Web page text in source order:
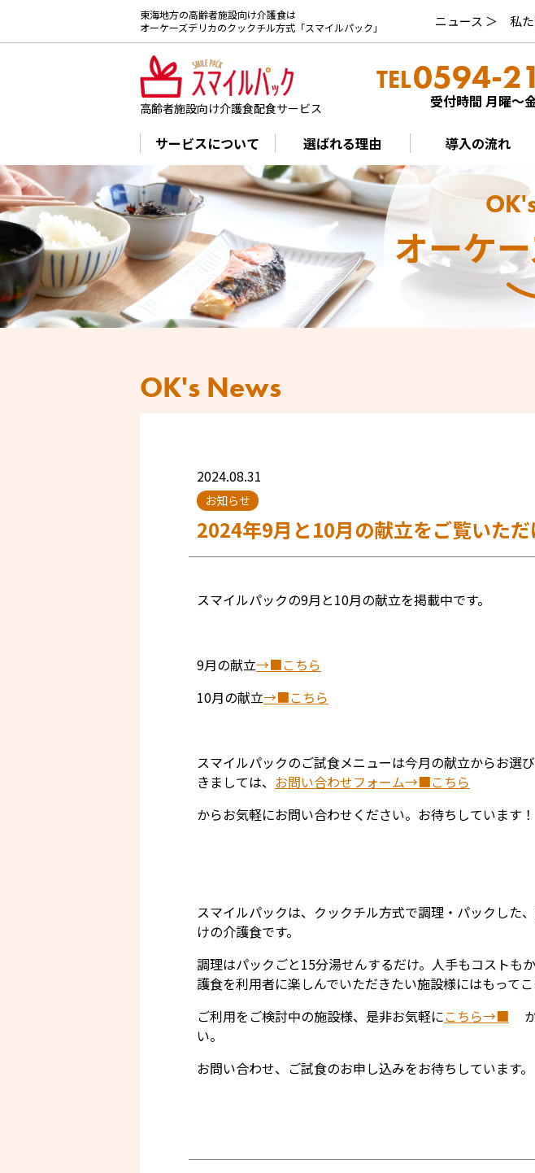
東海地方の高齢者施設向け介護食は
オーケーズデリカのクックチル方式「スマイルパック」
ニュース ＞ 私
高齢者施設向け介護食配食サービス
TEL0594-
受付時間 月曜～
サービスについて 選ばれる理由 導入の流れ
オーケ
OK's News
2024.08.31
お知らせ
2024年9月と10月の献立をご覧いた
スマイルパックの9月と10月の献立を掲載中です。
9月の献立→■こちら
10月の献立→■こちら
スマイルパックのご試食メニューは今月の献立からお選
きましては、 お問い合わせフォーム→■こちら
からお気軽にお問い合わせください。お待ちしています！
スマイルパックは、クックチル方式で調理・パックした
けの介護食です。
調理はパックごと15分湯せんするだけ。人手もコストも
護食を利用者に楽しんでいただきたい施設様にはもってこ
ご利用をご検討中の施設様、是非お気軽にこちら→■
い。
お問い合わせ、ご試食のお申し込みをお待ちしています。